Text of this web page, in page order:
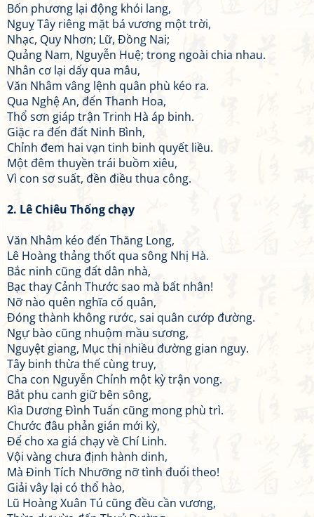
Bốn phương lại động khói lang,
Nguỵ Tây riêng mặt bá vương một trời,
Nhạc, Quy Nhơn; Lữ, Đồng Nai;
Quảng Nam, Nguyễn Huệ; trong ngoài chia nhau.
Nhân cơ lại dấy qua mâu,
Văn Nhâm vâng lệnh quân phù kéo ra.
Qua Nghệ An, đến Thanh Hoa,
Thổ sơn giáp trận Trinh Hà áp binh.
Giặc ra đến đất Ninh Bình,
Chỉnh đem hai vạn tinh binh quyết liều.
Một đêm thuyền trái buồm xiêu,
Vì con sơ suất, đền điều thua công.
2. Lê Chiêu Thống chạy
Văn Nhâm kéo đến Thăng Long,
Lê Hoàng thảng thốt qua sông Nhị Hà.
Bắc ninh cũng đất dân nhà,
Bạc thay Cảnh Thước sao mà bất nhân!
Nỡ nào quên nghĩa cố quân,
Đóng thành không rước, sai quân cướp đường.
Ngự bào cũng nhuộm mầu sương,
Nguyệt giang, Mục thị nhiều đường gian nguy.
Tây binh thừa thế cùng truy,
Cha con Nguyễn Chỉnh một kỳ trận vong.
Bắt phu canh giữ bên sông,
Kìa Dương Đình Tuấn cũng mong phù trì.
Chước đâu phản gián mới kỳ,
Để cho xa giá chạy về Chí Linh.
Vội vàng chưa định hành dinh,
Mà Đinh Tích Nhưỡng nỡ tình đuổi theo!
Giải vây lại có thổ hào,
Lũ Hoàng Xuân Tú cũng đều cần vương,